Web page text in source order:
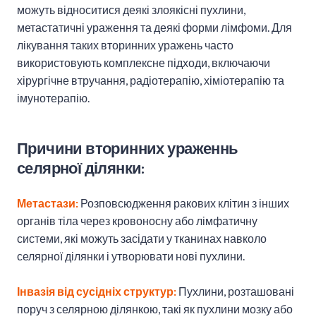
можуть відноситися деякі злоякісні пухлини,
метастатичні ураження та деякі форми лімфоми. Для
лікування таких вторинних уражень часто
використовують комплексне підходи, включаючи
хірургічне втручання, радіотерапію, хіміотерапію та
імунотерапію.
Причини вторинних ураженнь
селярної ділянки:
Метастази: Розповсюдження ракових клітин з інших
органів тіла через кровоносну або лімфатичну
системи, які можуть засідати у тканинах навколо
селярної ділянки і утворювати нові пухлини.
Інвазія від сусідніх структур: Пухлини, розташовані
поруч з селярною ділянкою, такі як пухлини мозку або